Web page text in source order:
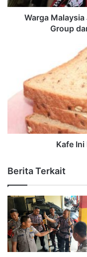
Warga
Group
Kafe
Berita Terkait